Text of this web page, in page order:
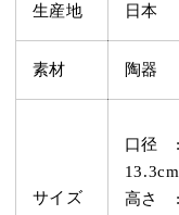
生産地 日本
素材 陶器
サイズ
口径
13.3cm
高さ